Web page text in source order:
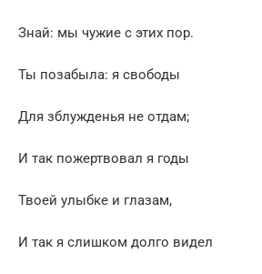
Знай: мы чужие с этих пор.
Ты позабыла: я свободы
Для зблужденья не отдам;
И так пожертвовал я годы
Твоей улыбке и глазам,
И так я слишком долго видел